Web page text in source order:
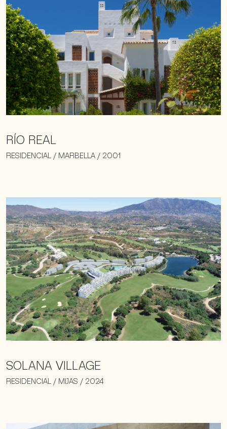
RÍO REAL
RESIDENCIAL / MARBELLA / 2001
SOLANA VILLAGE
RESIDENCIAL / MIJAS / 2024